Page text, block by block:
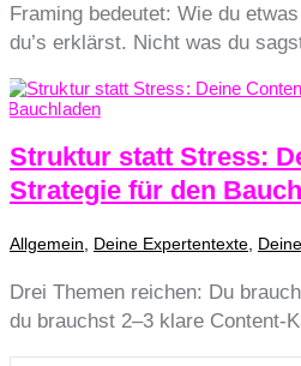
Framing bedeutet: Wie du
du’s erklärst. Nicht was du
Struktur statt Stress:
Strategie für den
Allgemein Deine Expertentexte
Drei Themen reichen: Du
du brauchst 2–3 klare Content-